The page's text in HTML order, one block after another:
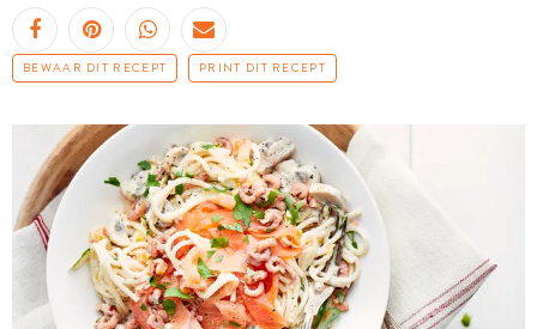
BEWAAR DIT RECEPT PRINT DIT RECEPT